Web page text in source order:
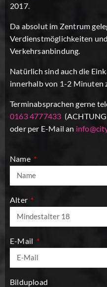
2017.
Da absolut im Zentrum
Verdienstmöglichkeiten
Verkehrsanbindung.
Natürlich sind auch die
innerhalb von 1-2 Minuten
Terminabsprachen gerne
0163 4777433
oder per E-Mail an
Name
Alter
E-Mail
Bildupload